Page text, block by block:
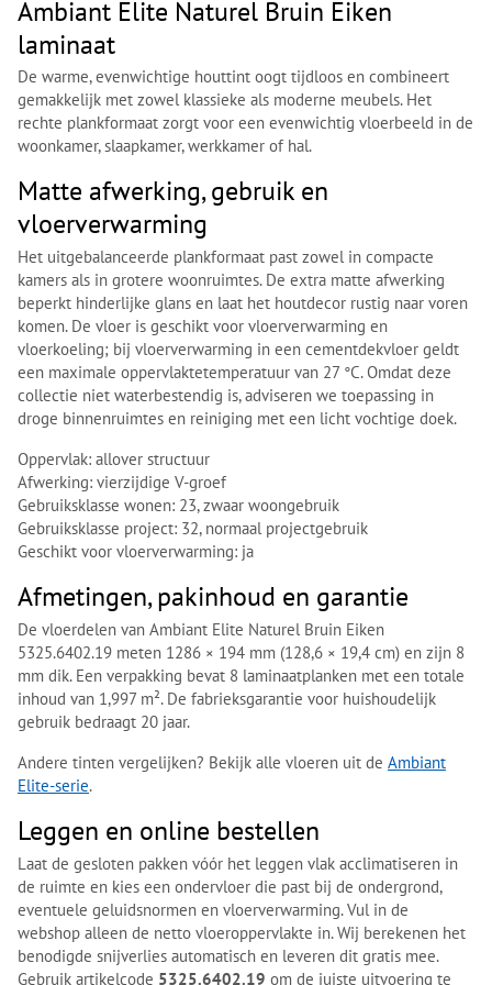
Ambiant Elite Naturel Bruin Eiken
laminaat
De warme, evenwichtige houttint oogt tijdloos en combineert
gemakkelijk met zowel klassieke als moderne meubels. Het
rechte plankformaat zorgt voor een evenwichtig vloerbeeld in de
woonkamer, slaapkamer, werkkamer of hal.
Matte afwerking, gebruik en
vloerverwarming
Het uitgebalanceerde plankformaat past zowel in compacte
kamers als in grotere woonruimtes. De extra matte afwerking
beperkt hinderlijke glans en laat het houtdecor rustig naar voren
komen. De vloer is geschikt voor vloerverwarming en
vloerkoeling; bij vloerverwarming in een cementdekvloer geldt
een maximale oppervlaktetemperatuur van 27 °C. Omdat deze
collectie niet waterbestendig is, adviseren we toepassing in
droge binnenruimtes en reiniging met een licht vochtige doek.
Oppervlak: allover structuur
Afwerking: vierzijdige V-groef
Gebruiksklasse wonen: 23, zwaar woongebruik
Gebruiksklasse project: 32, normaal projectgebruik
Geschikt voor vloerverwarming: ja
Afmetingen, pakinhoud en garantie
De vloerdelen van Ambiant Elite Naturel Bruin Eiken
5325.6402.19 meten 1286 × 194 mm (128,6 × 19,4 cm) en zijn 8
mm dik. Een verpakking bevat 8 laminaatplanken met een totale
inhoud van 1,997 m². De fabrieksgarantie voor huishoudelijk
gebruik bedraagt 20 jaar.
Andere tinten vergelijken? Bekijk alle vloeren uit de Ambiant
Elite-serie.
Leggen en online bestellen
Laat de gesloten pakken vóór het leggen vlak acclimatiseren in
de ruimte en kies een ondervloer die past bij de ondergrond,
eventuele geluidsnormen en vloerverwarming. Vul in de
webshop alleen de netto vloeroppervlakte in. Wij berekenen het
benodigde snijverlies automatisch en leveren dit gratis mee.
Gebruik artikelcode 5325.6402.19 om de juiste uitvoering te